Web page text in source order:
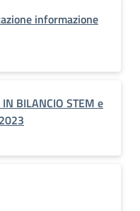
informazione
BILANCIO STEM e